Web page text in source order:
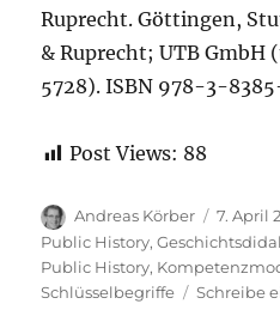
Ruprecht. Göttingen,
& Ruprecht; UTB
5728). ISBN 978-3-
Post Views: 88
Autor
Andreas Körber
am
7. April
Public History,
Public History,
Schlüsselbegriffe
Schreibe